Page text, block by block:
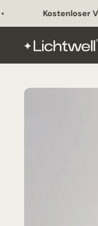
Kostenloser Versand
Lichtwell